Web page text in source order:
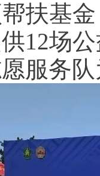
扶基
12场
服务